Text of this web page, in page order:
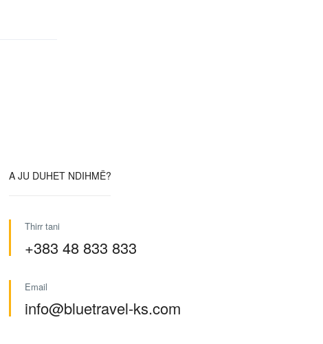
A JU DUHET NDIHMË?
Thirr tani
+383 48 833 833
Email
info@bluetravel-ks.com